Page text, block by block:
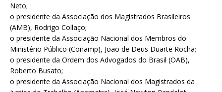
Neto;
o presidente da Associação dos Magistrados Brasileiros
(AMB), Rodrigo Collaço;
o presidente da Associação Nacional dos Membros do
Ministério Público (Conamp), João de Deus Duarte Rocha;
o presidente da Ordem dos Advogados do Brasil (OAB),
Roberto Busato;
o presidente da Associação Nacional dos Magistrados da